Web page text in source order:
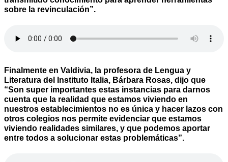
sobre la revinculación”.
Finalmente en Valdivia, la profesora de Lengua y
Literatura del Instituto Italia, Bárbara Rosas, dijo que
“Son super importantes estas instancias para darnos
cuenta que la realidad que estamos viviendo en
nuestros establecimientos no es única y hacer lazos con
otros colegios nos permite evidenciar que estamos
viviendo realidades similares, y que podemos aportar
entre todos a solucionar estas problemáticas”.